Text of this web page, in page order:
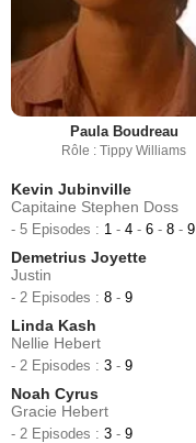
Paula Boudreau
Rôle : Tippy Williams
Kevin Jubinville
Capitaine Stephen Doss
- 5 Episodes : 1 - 4 - 6 - 8 - 9
Demetrius Joyette
Justin
- 2 Episodes : 8 - 9
Linda Kash
Nellie Hebert
- 2 Episodes : 3 - 9
Noah Cyrus
Gracie Hebert
- 2 Episodes : 3 - 9